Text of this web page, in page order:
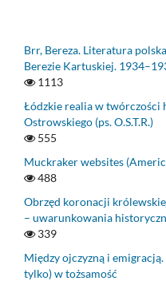
Brr, Bereza. Literatura
Berezie Kartuskiej.
1113
Łódzkie realia w twórczości
Ostrowskiego (ps. O.S.T.R.)
555
Muckraker websites
488
Obrzęd koronacji
– uwarunkowania
339
Między ojczyzną i
tylko) w tożsamość